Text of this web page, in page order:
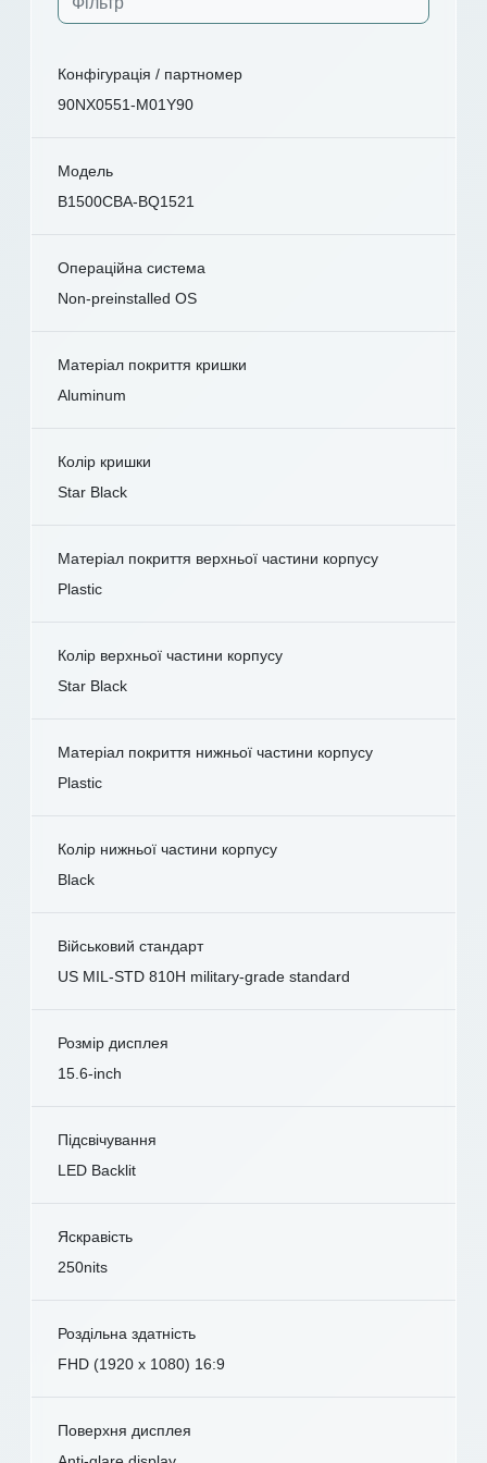
Конфігурація / партномер
90NX0551-M01Y90
Модель
B1500CBA-BQ1521
Операційна система
Non-preinstalled OS
Матеріал покриття кришки
Aluminum
Колір кришки
Star Black
Матеріал покриття верхньої частини корпусу
Plastic
Колір верхньої частини корпусу
Star Black
Матеріал покриття нижньої частини корпусу
Plastic
Колір нижньої частини корпусу
Black
Військовий стандарт
US MIL-STD 810H military-grade standard
Розмір дисплея
15.6-inch
Підсвічування
LED Backlit
Яскравість
250nits
Роздільна здатність
FHD (1920 x 1080) 16:9
Поверхня дисплея